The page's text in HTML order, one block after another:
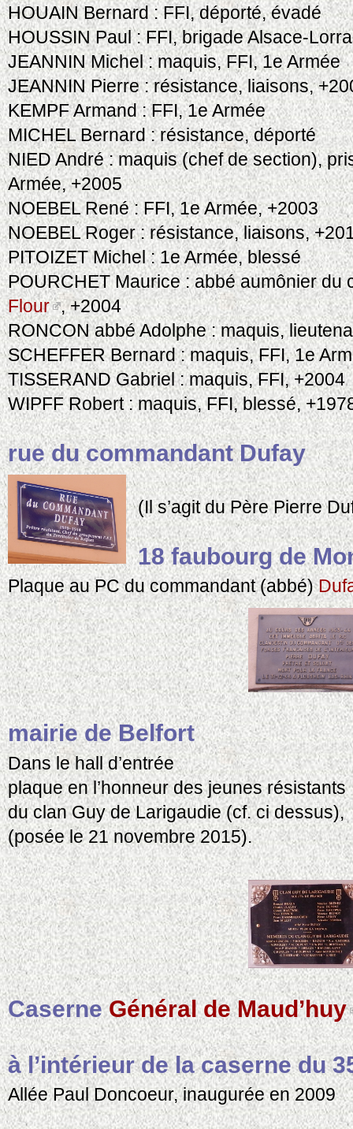
HOUAIN Bernard : FFI, déporté, évadé
HOUSSIN Paul : FFI, brigade Alsace-
JEANNIN Michel : maquis, FFI, 1e Armée
JEANNIN Pierre : résistance, liaisons,
KEMPF Armand : FFI, 1e Armée
MICHEL Bernard : résistance, déporté
NIED André : maquis (chef de section),
Armée, +2005
NOEBEL René : FFI, 1e Armée, +2003
NOEBEL Roger : résistance, liaisons,
PITOIZET Michel : 1e Armée, blessé
POURCHET Maurice : abbé aumônier du
Flour , +2004
RONCON abbé Adolphe : maquis,
SCHEFFER Bernard : maquis, FFI, 1e
TISSERAND Gabriel : maquis, FFI, +2004
WIPFF Robert : maquis, FFI, blessé,
rue du commandant Dufay
(Il s’agit du Père Pierre
18 faubourg de
Plaque au PC du commandant (abbé)
mairie de Belfort
Dans le hall d’entrée
plaque en l’honneur des jeunes résistants
du clan Guy de Larigaudie (cf. ci dessus),
(posée le 21 novembre 2015).
CaserneGénéral de Maud’huy
à l’intérieur de la caserne du
Allée Paul Doncoeur, inaugurée en 2009